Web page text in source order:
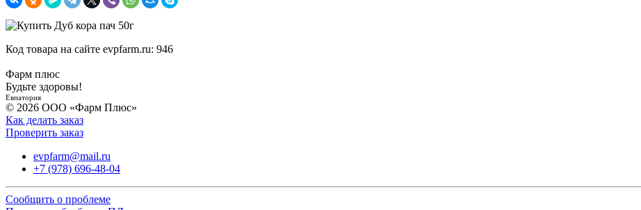
Код товара на сайте evpfarm.ru: 946
Фарм плюс
Будьте здоровы!
Евпатория
© 2026 ООО «Фарм Плюс»
Как делать заказ
Проверить заказ
evpfarm@mail.ru
+7 (978) 696-48-04
Сообщить о проблеме